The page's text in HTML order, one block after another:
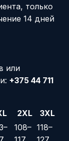
только
14 дней
или
+375 44 711
2XL
3XL
108– 118–